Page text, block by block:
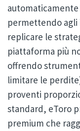
permettendo
replicare le
piattaforma più
offrendo
limitare le
proventi
standard, eToro
premium che